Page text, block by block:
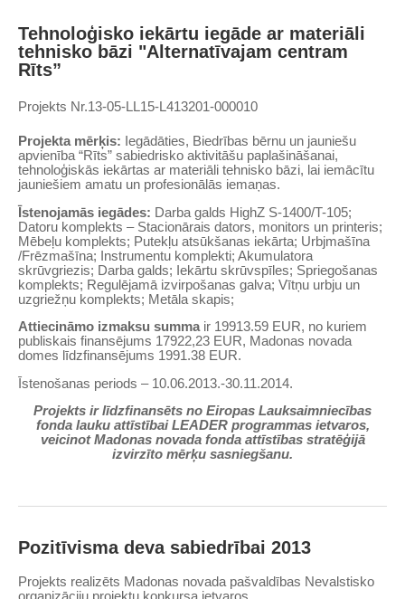
Tehnoloģisko iekārtu iegāde ar materiāli
tehnisko bāzi "Alternatīvajam centram
Rīts”
Projekts Nr.13-05-LL15-L413201-000010
Projekta mērķis: Iegādāties, Biedrības bērnu un jauniešu
apvienība “Rīts” sabiedrisko aktivitāšu paplašināšanai,
tehnoloģiskās iekārtas ar materiāli tehnisko bāzi, lai iemācītu
jauniešiem amatu un profesionālās iemaņas.
Īstenojamās iegādes: Darba galds HighZ S-1400/T-105;
Datoru komplekts – Stacionārais dators, monitors un printeris;
Mēbeļu komplekts; Putekļu atsūkšanas iekārta; Urbjmašīna
/Frēzmašīna; Instrumentu komplekti; Akumulatora
skrūvgriezis; Darba galds; Iekārtu skrūvspīles; Spriegošanas
komplekts; Regulējamā izvirpošanas galva; Vītņu urbju un
uzgriežņu komplekts; Metāla skapis;
Attiecināmo izmaksu summa ir 19913.59 EUR, no kuriem
publiskais finansējums 17922,23 EUR, Madonas novada
domes līdzfinansējums 1991.38 EUR.
Īstenošanas periods – 10.06.2013.-30.11.2014.
Projekts ir līdzfinansēts no Eiropas Lauksaimniecības
fonda lauku attīstībai LEADER programmas ietvaros,
veicinot Madonas novada fonda attīstības stratēģijā
izvirzīto mērķu sasniegšanu.
Pozitīvisma deva sabiedrībai 2013
Projekts realizēts Madonas novada pašvaldības Nevalstisko